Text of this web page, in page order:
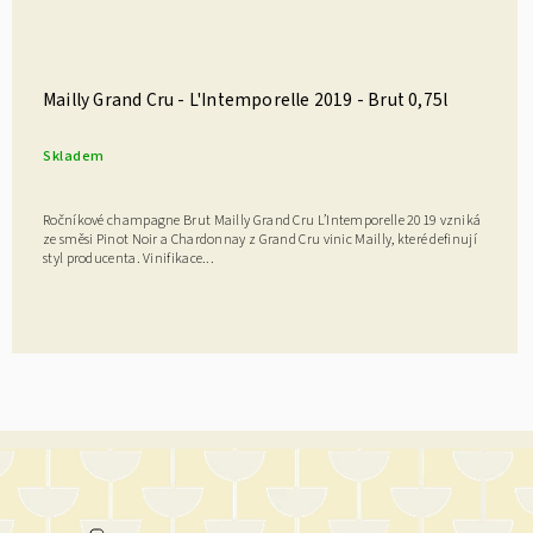
Mailly Grand Cru - L'Intemporelle 2019 - Brut 0,75l
Skladem
Ročníkové champagne Brut Mailly Grand Cru L’Intemporelle 2019 vzniká
ze směsi Pinot Noir a Chardonnay z Grand Cru vinic Mailly, které definují
styl producenta. Vinifikace...